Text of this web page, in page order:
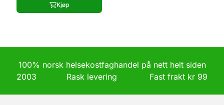
Kjøp
100% norsk helsekostfaghandel på nett helt siden
2003 Rask levering Fast frakt kr 99